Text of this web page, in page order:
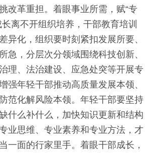
改革重担。着眼事业所需，赋“专
离不开组织培养，干部教育培训
异化，组织要时刻紧扣发展所要、
急，分层次分领域围绕科技创新、
理、法治建设、应急处突等开展专
强年轻干部推动高质量发展本领、
范化解风险本领。年轻干部要坚持
什么补什么，加快知识更新和结构
业思维、专业素养和专业方法，才
一面的行家里手。着眼干部成长，